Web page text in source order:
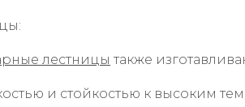
лестницы также
и стойкостью к высоким